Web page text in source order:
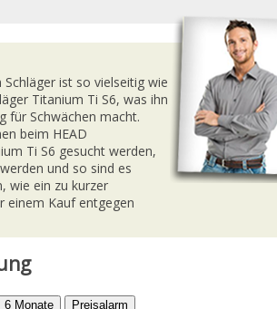
Schläger ist so vielseitig wie
Titanium Ti S6, was ihn
für Schwächen macht.
beim HEAD
Ti S6 gesucht werden,
und so sind es
wie ein zu kurzer
einem Kauf entgegen